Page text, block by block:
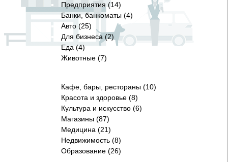
Предприятия (14)
Банки, банкоматы (4)
Авто (25)
Для бизнеса (2)
Еда (4)
Животные (7)
Кафе, бары, рестораны (10)
Красота и здоровье (8)
Культура и искусство (6)
Магазины (87)
Медицина (21)
Недвижимость (8)
Образование (26)